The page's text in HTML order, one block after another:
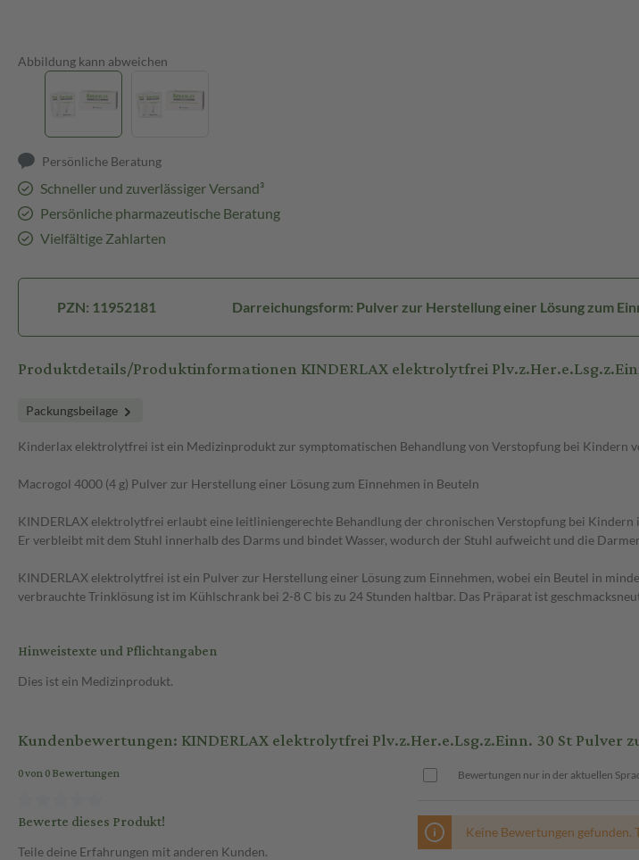
Abbildung kann abweichen
Persönliche Beratung
Schneller und zuverlässiger Versand³
Persönliche pharmazeutische Beratung
Vielfältige Zahlarten
PZN: 11952181 Darreichungsform: Pulver zur Herstellung einer Lösung zum
Produktdetails/Produktinformationen KINDERLAX elektrolytfrei
Packungsbeilage
Kinderlax elektrolytfrei ist ein Medizinprodukt zur symptomatischen Behandlung von Verstopfung bei Kindern
Macrogol 4000 (4 g) Pulver zur Herstellung einer Lösung zum Einnehmen in Beuteln
KINDERLAX elektrolytfrei erlaubt eine leitliniengerechte Behandlung der chronischen Verstopfung bei
Er verbleibt mit dem Stuhl innerhalb des Darms und bindet Wasser, wodurch der Stuhl aufweicht und die
KINDERLAX elektrolytfrei ist ein Pulver zur Herstellung einer Lösung zum Einnehmen, wobei ein Beutel in
verbrauchte Trinklösung ist im Kühlschrank bei 2-8 C bis zu 24 Stunden haltbar. Das Präparat ist
Hinweistexte und Pflichtangaben
Dies ist ein Medizinprodukt.
Kundenbewertungen: KINDERLAX elektrolytfrei Plv.z.Her.e.Lsg.z.Einn. 30 St Pulver
0 von 0 Bewertungen
Bewerte dieses Produkt!
Teile deine Erfahrungen mit anderen Kunden.
Bewertungen nur in der aktuellen
Keine Bewertungen gefunden.